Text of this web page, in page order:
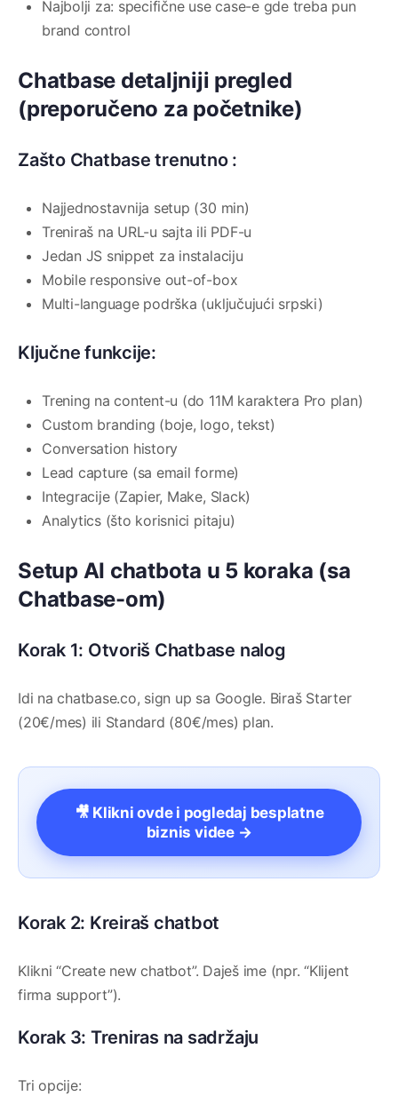
Najbolji za: specifične use case-e gde treba pun
brand control
Chatbase detaljniji pregled
(preporučeno za početnike)
Zašto Chatbase trenutno :
Najjednostavnija setup (30 min)
Treniraš na URL-u sajta ili PDF-u
Jedan JS snippet za instalaciju
Mobile responsive out-of-box
Multi-language podrška (uključujući srpski)
Ključne funkcije:
Trening na content-u (do 11M karaktera Pro plan)
Custom branding (boje, logo, tekst)
Conversation history
Lead capture (sa email forme)
Integracije (Zapier, Make, Slack)
Analytics (što korisnici pitaju)
Setup AI chatbota u 5 koraka (sa
Chatbase-om)
Korak 1: Otvoriš Chatbase nalog
Idi na chatbase.co, sign up sa Google. Biraš Starter
(20€/mes) ili Standard (80€/mes) plan.
🎥 Klikni ovde i pogledaj besplatne
biznis videe →
Korak 2: Kreiraš chatbot
Klikni “Create new chatbot”. Daješ ime (npr. “Klijent
firma support”).
Korak 3: Treniras na sadržaju
Tri opcije: